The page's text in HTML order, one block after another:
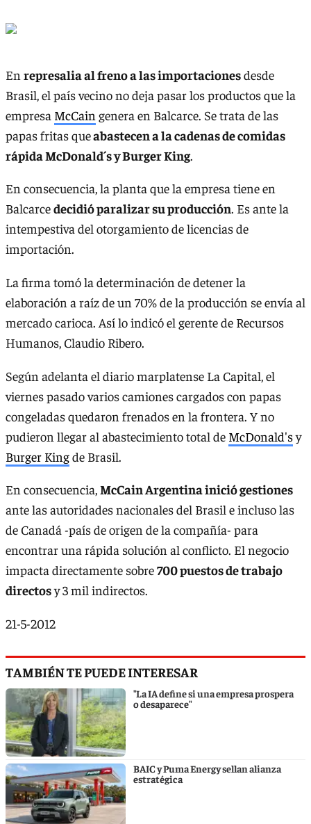
En represalia al freno a las importacionesdesde
Brasil, el país vecino no deja pasar los productos que la
empresa McCain genera en Balcarce. Se trata de las
papas fritas queabastecen a la cadenas de comidas
rápida McDonald´s y Burger King.
En consecuencia, la planta que la empresa tiene en
Balcarcedecidió paralizar su producción. Es ante la
intempestiva del otorgamiento de licencias de
importación.
La firma tomó la determinación de detener la
elaboración a raíz de un 70% de la producción se envía al
mercado carioca. Así lo indicó el gerente de Recursos
Humanos, Claudio Ribero.
Según adelanta el diario marplatense La Capital, el
viernes pasado varios camiones cargados con papas
congeladas quedaron frenados en la frontera. Y no
pudieron llegar al abastecimiento total de McDonald'sy
Burger Kingde Brasil.
En consecuencia,McCain Argentina inició gestiones
ante las autoridades nacionales del Brasil e incluso las
de Canadá -país de origen de la compañía- para
encontrar una rápida solución al conflicto. El negocio
impacta directamente sobre700 puestos de trabajo
directosy 3 mil indirectos.
21-5-2012
TAMBIÉN TE PUEDE INTERESAR
"La IA define si una empresa prospera
o desaparece"
BAIC y Puma Energy sellan alianza
estratégica